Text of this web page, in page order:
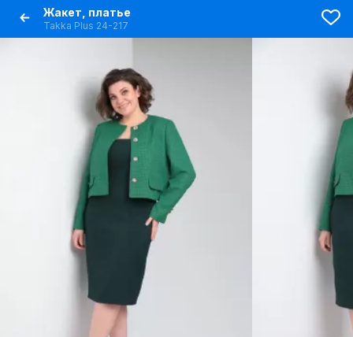
Жакет, платье
Takka Plus 24-217